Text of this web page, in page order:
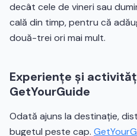
decât cele de vineri sau
cală din timp, pentru că
două-trei ori mai mult.
Experiențe și
GetYourGuide
Odată ajuns la destinație,
bugetul peste cap.